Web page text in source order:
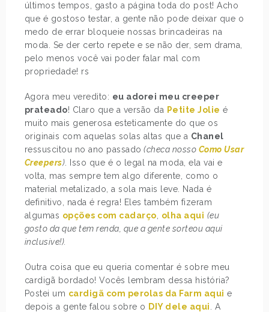
últimos tempos, gasto a página toda do post! Acho
que é gostoso testar, a gente não pode deixar que o
medo de errar bloqueie nossas brincadeiras na
moda. Se der certo repete e se não der, sem drama,
pelo menos você vai poder falar mal com
propriedade! rs
Agora meu veredito: eu adorei meu creeper
prateado! Claro que a versão da Petite Jolie é
muito mais generosa esteticamente do que os
originais com aquelas solas altas que a Chanel
ressuscitou no ano passado (checa nosso Como Usar
Creepers) . Isso que é o legal na moda, ela vai e
volta, mas sempre tem algo diferente, como o
material metalizado, a sola mais leve. Nada é
definitivo, nada é regra! Eles também fizeram
algumas opções com cadarço olha aqui (eu
gosto da que tem renda, que a gente sorteou aqui
inclusive!).
Outra coisa que eu queria comentar é sobre meu
cardigã bordado! Vocês lembram dessa história?
Postei um cardigã com perolas da Farm aqui e
depois a gente falou sobre o DIY dele aqui
. A